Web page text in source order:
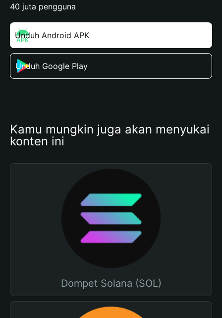
40 juta pengguna
Unduh Android APK
Unduh Google Play
Kamu mungkin juga akan menyukai
konten ini
Dompet Solana (SOL)